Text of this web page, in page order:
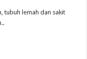
tubuh lemah dan sakit